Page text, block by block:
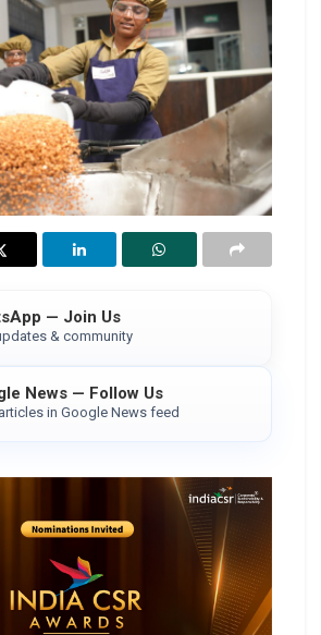
— Join Us
& community
News — Follow Us
in Google News feed